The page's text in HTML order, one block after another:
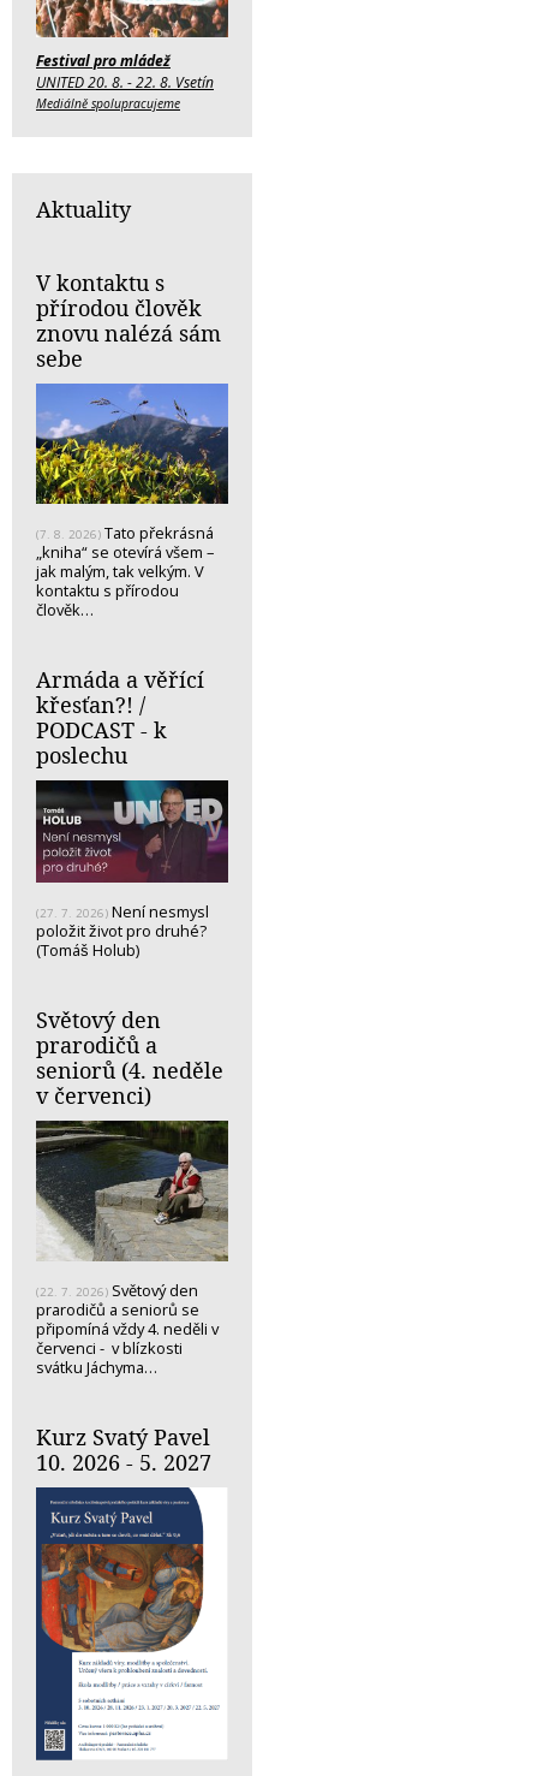
Festival pro mládež
UNITED 20. 8. - 22. 8. Vsetín
Mediálně spolupracujeme
Aktuality
V kontaktu s
přírodou člověk
znovu nalézá sám
sebe
(7. 8. 2026) Tato překrásná
„kniha“ se otevírá všem –
jak malým, tak velkým. V
kontaktu s přírodou
člověk…
Armáda a věřící
křesťan?! /
PODCAST - k
poslechu
(27. 7. 2026) Není nesmysl
položit život pro druhé?
(Tomáš Holub)
Světový den
prarodičů a
seniorů (4. neděle
v červenci)
(22. 7. 2026) Světový den
prarodičů a seniorů se
připomíná vždy 4. neděli v
červenci - v blízkosti
svátku Jáchyma…
Kurz Svatý Pavel
10. 2026 - 5. 2027